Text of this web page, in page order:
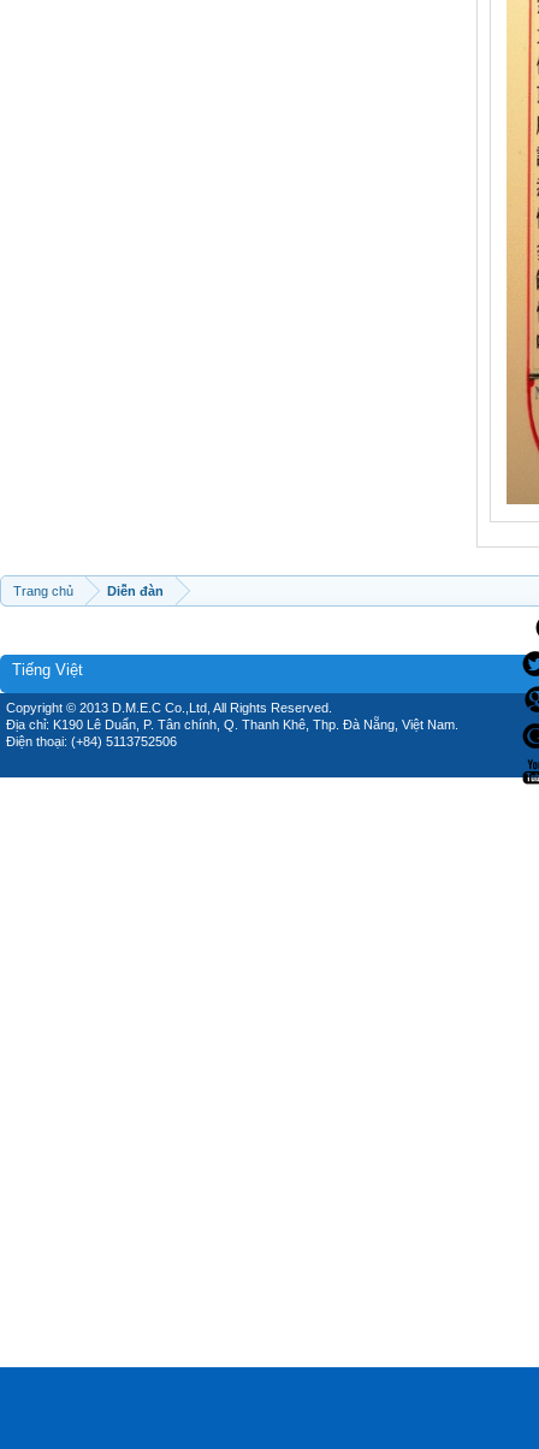
Trang chủ Diễn đàn
Tiếng Việt
Copyright © 2013 D.M.E.C Co.,Ltd, All Rights Reserved.
Địa chỉ: K190 Lê Duẩn, P. Tân chính, Q. Thanh Khê, Thp. Đà Nẵng, Việt Nam.
Điện thoại: (+84) 5113752506